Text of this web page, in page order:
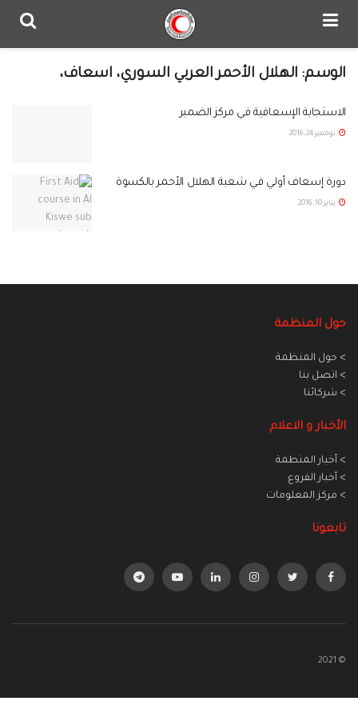
الوسم: الهلال الأحمر العربي السوري، اسعاف،
الاستجابة الإسعافية في مركز الضمير
نوفمبر 24, 2016
دورة إسعاف أولي في شعبة الهلال الأحمر بالكسوة
يناير 10, 2016
حول المنظمة
> حول المنظمة
> اتصل بنا
> شركائنا
الأخبار و الاعلام
> أخبار المنطمة
> أخبار الفروع
> مركز المعلومات
تابعونا
© 2021